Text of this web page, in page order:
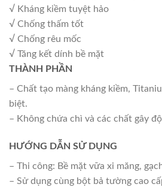
√ Kháng kiềm tuyệt hảo
√ Chống thấm tốt
√ Chống rêu mốc
√ Tăng kết dính bề mặt
THÀNH PHẦN
– Chất tạo màng kháng kiềm,
biệt.
– Không chứa chì và các chất gây
HƯỚNG DẪN SỬ DỤNG
– Thi công: Bề mặt vữa xi măng,
– Sử dụng cùng bột bả tường cao